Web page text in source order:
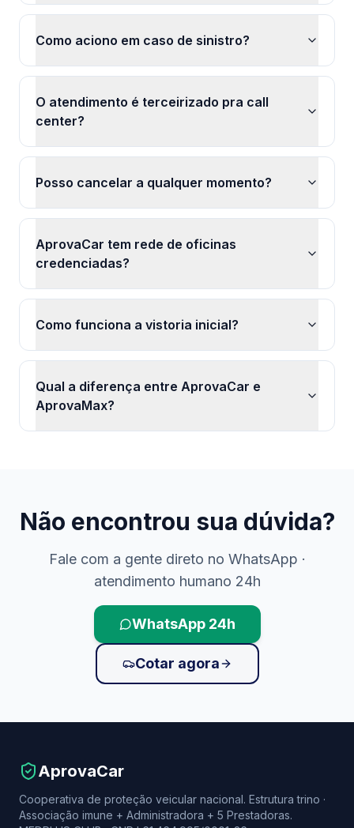
Como aciono em caso de sinistro?
O atendimento é terceirizado pra call
center?
Posso cancelar a qualquer momento?
AprovaCar tem rede de oficinas
credenciadas?
Como funciona a vistoria inicial?
Qual a diferença entre AprovaCar e
AprovaMax?
Não encontrou sua dúvida?
Fale com a gente direto no WhatsApp ·
atendimento humano 24h
WhatsApp 24h
Cotar agora
AprovaCar
Cooperativa de proteção veicular nacional. Estrutura trino ·
Associação imune + Administradora + 5 Prestadoras.